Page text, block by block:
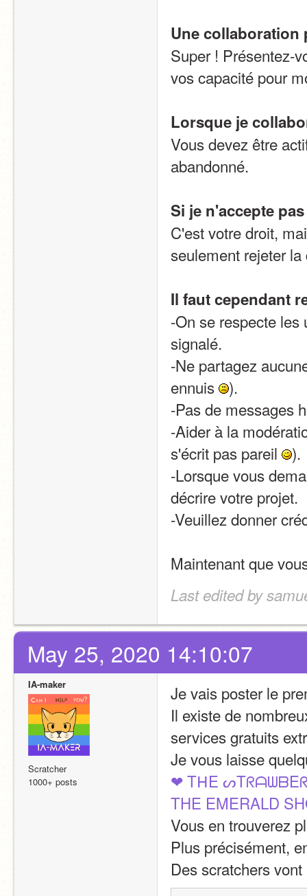
Une
Super ! Présentez-
vos capacité pour
Lorsque je
Vous devez être
abandonné.
Si je n'accepte
C'est votre droit,
seulement rejeter
Il faut cependant
-On se respecte les
signalé.
-Ne partagez
ennuis
).
-Pas de messages
-Aider à la
s'écrit pas pareil
).
-Lorsque vous
décrire votre projet.
-Veuillez donner
Maintenant que
Last edited by
May 25, 2020 14:10:07
IA-maker
Scratcher
1000+ posts
Je vais poster le
Il existe de
services gratuits
Je vous laisse
❤ TᕼE
THE EMERALD
Vous en trouverez
Plus précisément,
Des scratchers